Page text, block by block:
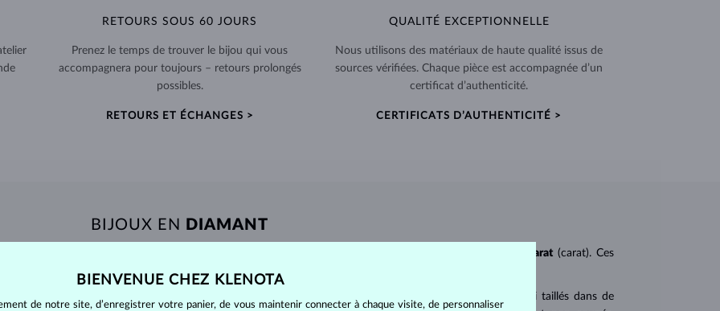
RETOURS SOUS 60 JOURS
Prenez le temps de trouver le bijou qui vous
accompagnera pour toujours – retours prolongés
possibles.
RETOURS ET ÉCHANGES >
QUALITÉ EXCEPTIONNELLE
Nous utilisons des matériaux de haute qualité issus de
sources vérifiées. Chaque pièce est accompagnée d’un
certificat d’authenticité.
CERTIFICATS D’AUTHENTICITÉ >
BIJOUX EN DIAMANT
carat (carat). Ces
brillant. La taille ronde dite
appartient aux tailles les plus populaires. Les diamants sont aussi taillés dans de
BIENVENUE CHEZ KLENOTA
de notre site, d’enregistrer votre panier, de vous maintenir connecter à chaque visite, de personnaliser